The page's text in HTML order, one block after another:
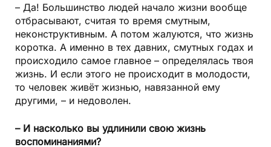
– Да! Большинство людей начало жизни вообще
отбрасывают, считая то время смутным,
неконструктивным. А потом жалуются, что жизнь
коротка. А именно в тех давних, смутных годах и
происходило самое главное – определялась твоя
жизнь. И если этого не происходит в молодости,
то человек живёт жизнью, навязанной ему
другими, – и недоволен.
– И насколько вы удлинили свою жизнь
воспоминаниями?